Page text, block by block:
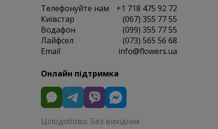
Телефонуйте нам
+1 718 475 92 72
Київстар
(067) 355 77 55
Водафон
(099) 355 77 55
Лайфсел
(073) 565 56 68
Email
info@flowers.ua
Онлайн підтримка
Цілодобово. Без вихідних